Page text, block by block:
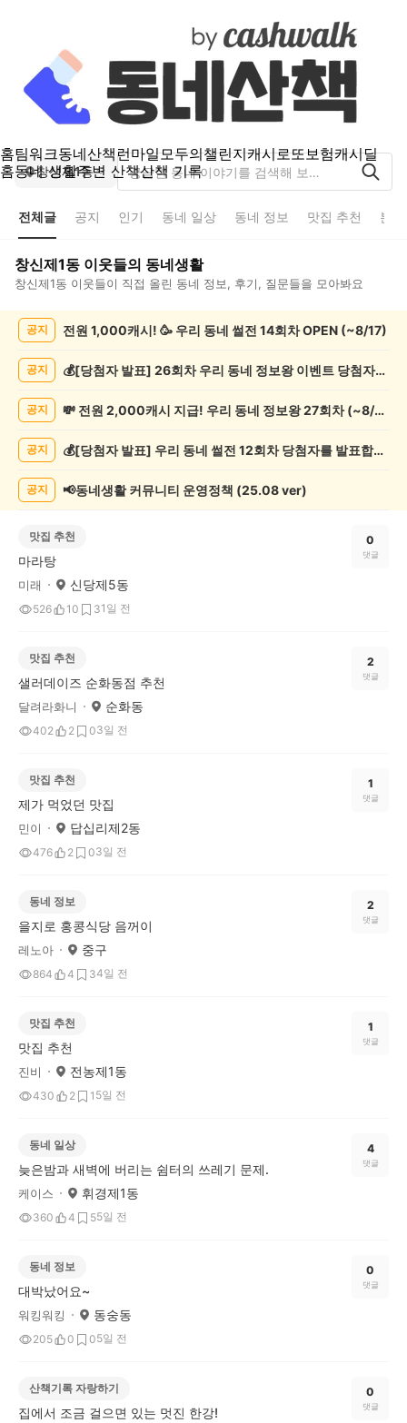
홈팀워크동네산책런마일모두의챌린지캐시로또보험캐시딜
홈동네 생활주변 산책산책 기록
창신제1동
전체글 공지 인기 동네 일상 동네 정보 맛집 추천 분
창신제1동 이웃들의 동네생활
창신제1동 이웃들이 직접 올린 동네 정보, 후기, 질문들을 모아봐요
목
공지 전원 1,000캐시! 🥳 우리 동네 썰전 14회차 OPEN (~8/17)
공지 💰[당첨자 발표] 26회차 우리 동네 정보왕 이벤트 당첨자를 발표합니다!
공지 💸 전원 2,000캐시 지급! 우리 동네 정보왕 27회차 (~8/10)
공지 💰[당첨자 발표] 우리 동네 썰전 12회차 당첨자를 발표합니다!
공지 📢동네생활 커뮤니티 운영정책 (25.08 ver)
맛집 추천
마라탕
미래 신당제5동
526 10 31일 전
0
댓글
맛집 추천
샐러데이즈 순화동점 추천
달려라화니 순화동
402 2 03일 전
2
댓글
맛집 추천
제가 먹었던 맛집
민이 답십리제2동
476 2 03일 전
1
댓글
동네 정보
을지로 홍콩식당 음꺼이
레노아 중구
864 4 34일 전
2
댓글
맛집 추천
맛집 추천
진비 전농제1동
430 2 1 5일 전
1
댓글
동네 일상
늦은밤과 새벽에 버리는 쉼터의 쓰레기 문제.
케이스 휘경제1동
360 4 55일 전
4
댓글
동네 정보
대박났어요~
워킹워킹 동숭동
205 0 05일 전
0
댓글
산책기록 자랑하기
집에서 조금 걸으면 있는 멋진 한강!
0
댓글